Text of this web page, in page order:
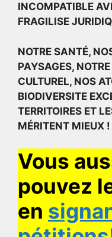
INCOMPATIBLE
FRAGILISE
NOTRE SANTÉ,
PAYSAGES,
CULTUREL, NOS
BIODIVERSITE
TERRITOIRES ET
MÉRITENT MIEUX !
Vous
pouvez
en